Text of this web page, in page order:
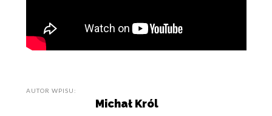
AUTOR WPISU:
Michał Król